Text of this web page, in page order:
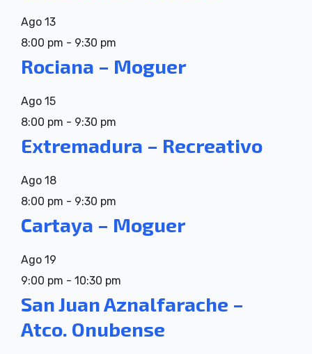
Ago 13
8:00 pm - 9:30 pm
Rociana – Moguer
Ago 15
8:00 pm - 9:30 pm
Extremadura – Recreativo
Ago 18
8:00 pm - 9:30 pm
Cartaya – Moguer
Ago 19
9:00 pm - 10:30 pm
San Juan Aznalfarache –
Atco. Onubense